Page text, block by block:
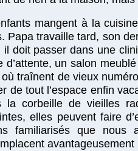
mangent à la
Papa travaille tard, son
il doit passer dans une
d’attente, un salon
traînent de vieux
de tout l’espace enfin
la corbeille de vieilles
elles peuvent faire
familiarisés que